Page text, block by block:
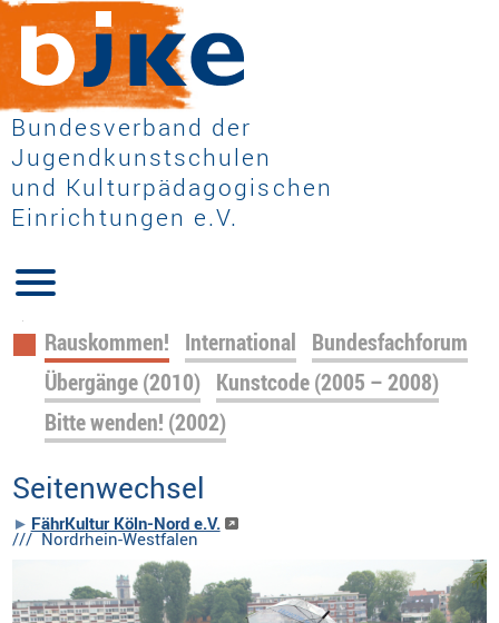
Bundesverband der
Jugendkunstschulen
und Kulturpädagogischen
Einrichtungen e.V.
Navigation
überspringen
Rauskommen! International Bundesfachforum
Übergänge (2010) Kunstcode (2005 – 2008)
Bitte wenden! (2002)
Seitenwechsel
FährKultur Köln-Nord e.V.
/// Nordrhein-Westfalen